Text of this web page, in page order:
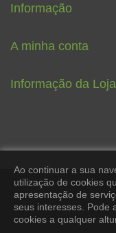
Informação
A minha conta
Informação da Loja
Ao continuar a sua
utilização de cookies
apresentação de
seus interesses. Pode
cookies a qualquer